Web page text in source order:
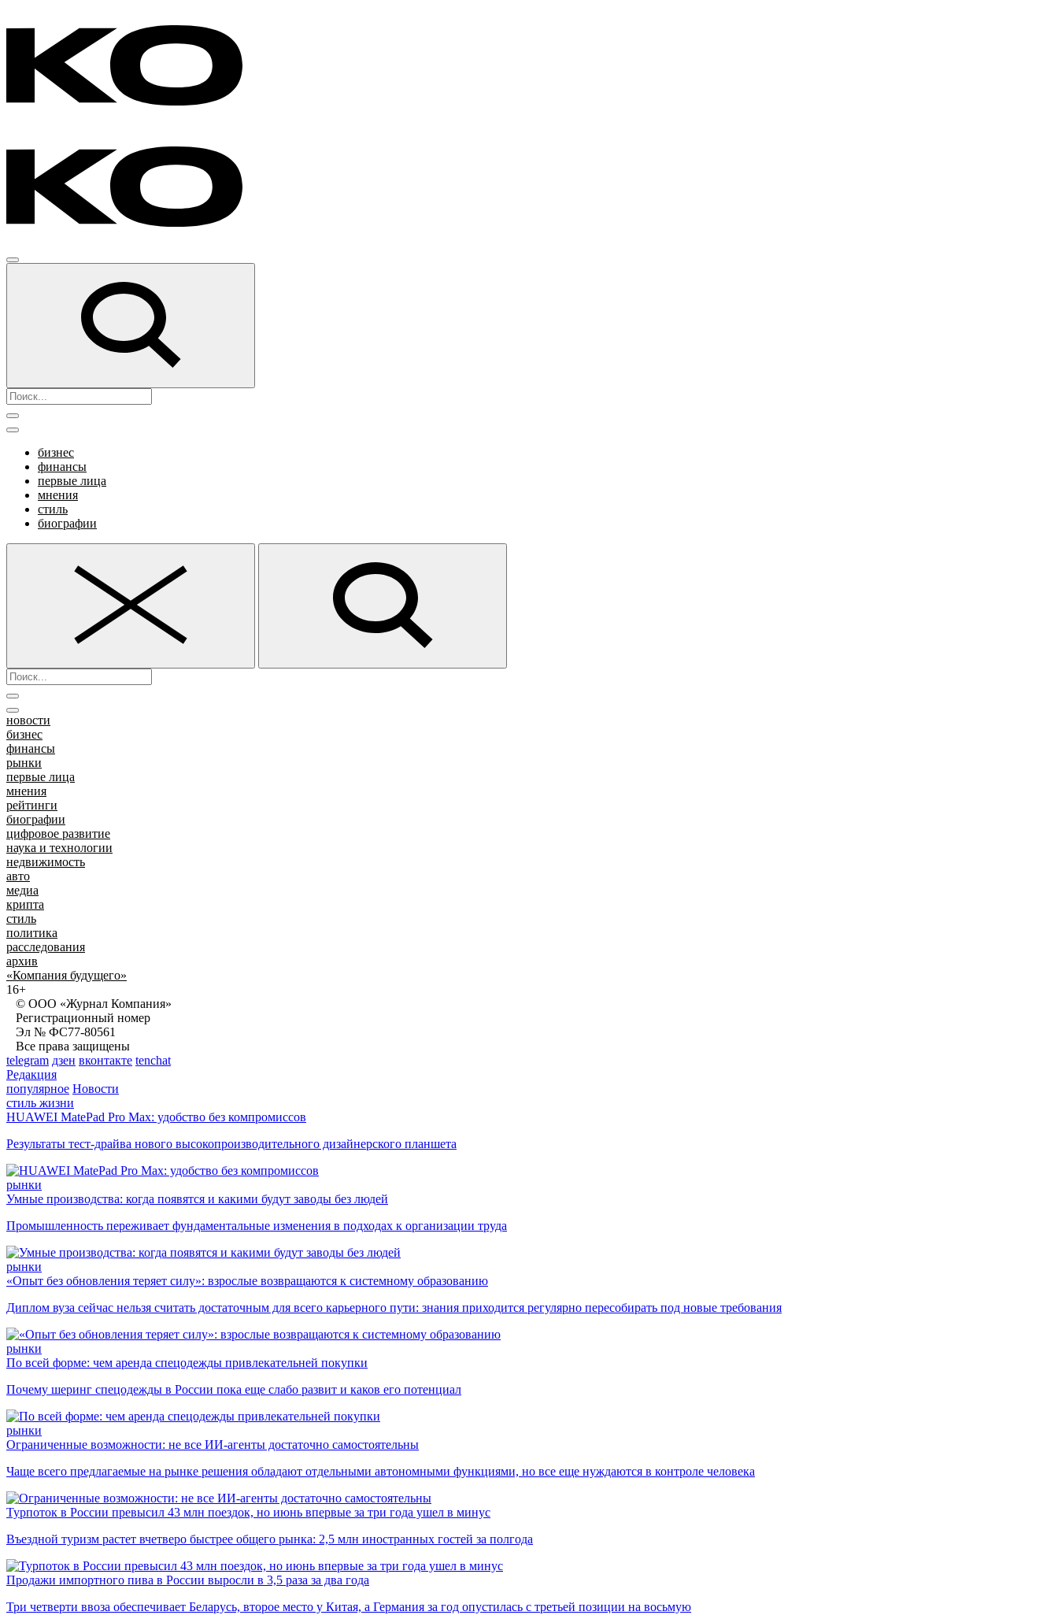
бизнес
финансы
первые лица
мнения
стиль
биографии
новости
бизнес
финансы
рынки
первые лица
мнения
рейтинги
биографии
цифровое развитие
наука и технологии
недвижимость
авто
медиа
крипта
стиль
политика
расследования
архив
«Компания будущего»
16+
© ООО «Журнал Компания»
Регистрационный номер
Эл № ФС77-80561
Все права защищены
telegram дзен вконтакте tenchat
Редакция
популярное Новости
стиль жизни
HUAWEI MatePad Pro Max: удобство без компромиссов
Результаты тест-драйва нового высокопроизводительного дизайнерского планшета
рынки
Умные производства: когда появятся и какими будут заводы без людей
Промышленность переживает фундаментальные изменения в подходах к организации труда
рынки
«Опыт без обновления теряет силу»: взрослые возвращаются к системному образованию
Диплом вуза сейчас нельзя считать достаточным для всего карьерного пути: знания приходится регулярно пересобирать под новые требования
рынки
По всей форме: чем аренда спецодежды привлекательней покупки
Почему шеринг спецодежды в России пока еще слабо развит и каков его потенциал
рынки
Ограниченные возможности: не все ИИ-агенты достаточно самостоятельны
Чаще всего предлагаемые на рынке решения обладают отдельными автономными функциями, но все еще нуждаются в контроле человека
Турпоток в России превысил 43 млн поездок, но июнь впервые за три года ушел в минус
Въездной туризм растет вчетверо быстрее общего рынка: 2,5 млн иностранных гостей за полгода
Продажи импортного пива в России выросли в 3,5 раза за два года
Три четверти ввоза обеспечивает Беларусь, второе место у Китая, а Германия за год опустилась с третьей позиции на восьмую